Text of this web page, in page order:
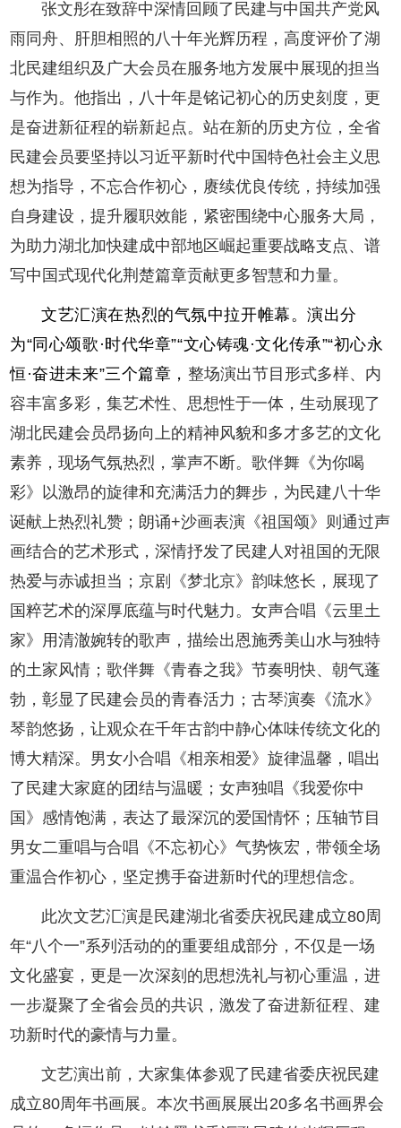
张文彤在致辞中深情回顾了民建与中国共产党风
雨同舟、肝胆相照的八十年光辉历程，高度评价了湖
北民建组织及广大会员在服务地方发展中展现的担当
与作为。他指出，八十年是铭记初心的历史刻度，更
是奋进新征程的崭新起点。站在新的历史方位，全省
民建会员要坚持以习近平新时代中国特色社会主义思
想为指导，不忘合作初心，赓续优良传统，持续加强
自身建设，提升履职效能，紧密围绕中心服务大局，
为助力湖北加快建成中部地区崛起重要战略支点、谱
写中国式现代化荆楚篇章贡献更多智慧和力量。
文艺汇演在热烈的气氛中拉开帷幕。演出分
为“同心颂歌·时代华章”“文心铸魂·文化传承”“初心永
恒·奋进未来”三个篇章，整场演出节目形式多样、内
容丰富多彩，集艺术性、思想性于一体，生动展现了
湖北民建会员昂扬向上的精神风貌和多才多艺的文化
素养，现场气氛热烈，掌声不断。歌伴舞《为你喝
彩》以激昂的旋律和充满活力的舞步，为民建八十华
诞献上热烈礼赞；朗诵+沙画表演《祖国颂》则通过声
画结合的艺术形式，深情抒发了民建人对祖国的无限
热爱与赤诚担当；京剧《梦北京》韵味悠长，展现了
国粹艺术的深厚底蕴与时代魅力。女声合唱《云里土
家》用清澈婉转的歌声，描绘出恩施秀美山水与独特
的土家风情；歌伴舞《青春之我》节奏明快、朝气蓬
勃，彰显了民建会员的青春活力；古琴演奏《流水》
琴韵悠扬，让观众在千年古韵中静心体味传统文化的
博大精深。男女小合唱《相亲相爱》旋律温馨，唱出
了民建大家庭的团结与温暖；女声独唱《我爱你中
国》感情饱满，表达了最深沉的爱国情怀；压轴节目
男女二重唱与合唱《不忘初心》气势恢宏，带领全场
重温合作初心，坚定携手奋进新时代的理想信念。
此次文艺汇演是民建湖北省委庆祝民建成立80周
年“八个一”系列活动的的重要组成部分，不仅是一场
文化盛宴，更是一次深刻的思想洗礼与初心重温，进
一步凝聚了全省会员的共识，激发了奋进新征程、建
功新时代的豪情与力量。
文艺演出前，大家集体参观了民建省委庆祝民建
成立80周年书画展。本次书画展展出20多名书画界会